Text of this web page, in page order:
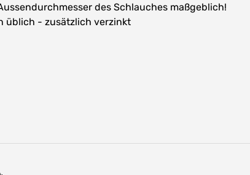
des Schlauches maßgeblich!
üblich - zusätzlich verzinkt